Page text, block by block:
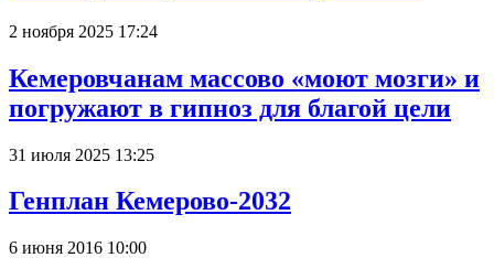
2 ноября 2025 17:24
Кемеровчанам массово «моют мозги» и
погружают в гипноз для благой цели
31 июля 2025 13:25
Генплан Кемерово-2032
6 июня 2016 10:00